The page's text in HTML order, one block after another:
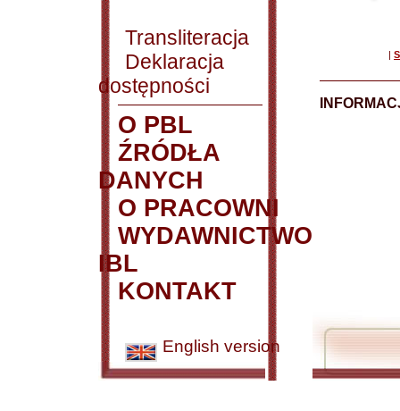
Transliteracja
Deklaracja
dostępności
O PBL
ŹRÓDŁA
DANYCH
O PRACOWNI
WYDAWNICTWO
IBL
KONTAKT
English version
|